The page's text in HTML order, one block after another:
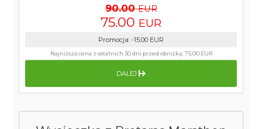
90.00 EUR
75.00 EUR
Promocja: -15.00 EUR
Najniższa cena z ostatnich 30 dni przed obniżką:75.00 EUR
DALEJ